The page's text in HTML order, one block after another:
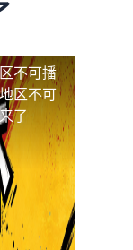
不可播
区不可
了